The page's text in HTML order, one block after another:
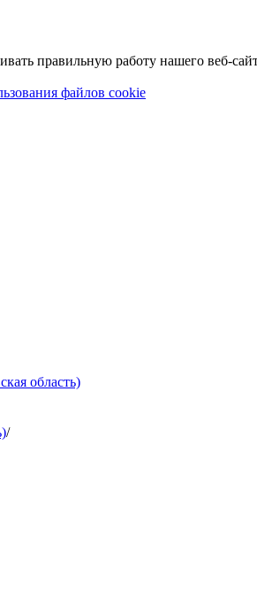
правильную работу нашего веб-
файлов cookie
область)
/